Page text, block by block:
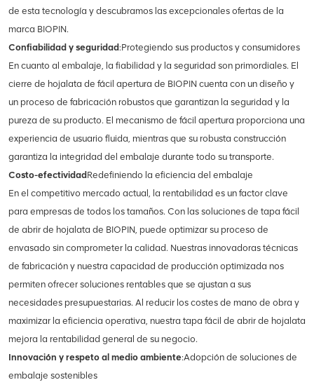
de esta tecnología y descubramos las excepcionales ofertas de la
marca BIOPIN.
Confiabilidad y seguridad:Protegiendo sus productos y consumidores
En cuanto al embalaje, la fiabilidad y la seguridad son primordiales. El
cierre de hojalata de fácil apertura de BIOPIN cuenta con un diseño y
un proceso de fabricación robustos que garantizan la seguridad y la
pureza de su producto. El mecanismo de fácil apertura proporciona una
experiencia de usuario fluida, mientras que su robusta construcción
garantiza la integridad del embalaje durante todo su transporte.
Costo-efectividad Redefiniendo la eficiencia del embalaje
En el competitivo mercado actual, la rentabilidad es un factor clave
para empresas de todos los tamaños. Con las soluciones de tapa fácil
de abrir de hojalata de BIOPIN, puede optimizar su proceso de
envasado sin comprometer la calidad. Nuestras innovadoras técnicas
de fabricación y nuestra capacidad de producción optimizada nos
permiten ofrecer soluciones rentables que se ajustan a sus
necesidades presupuestarias. Al reducir los costes de mano de obra y
maximizar la eficiencia operativa, nuestra tapa fácil de abrir de hojalata
mejora la rentabilidad general de su negocio.
Innovación y respeto al medio ambiente:Adopción de soluciones de
embalaje sostenibles